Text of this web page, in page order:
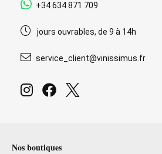
+34 634 871 709
jours ouvrables, de 9 à 14h
service_client@vinissimus.fr
Nos boutiques